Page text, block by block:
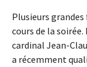
Plusieurs
cours de la
cardinal Jean-
a récemment